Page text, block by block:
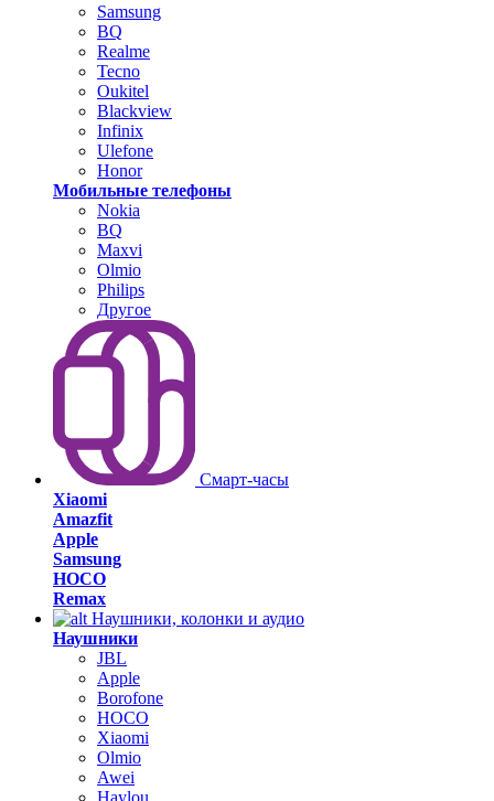
Samsung
BQ
Realme
Tecno
Oukitel
Blackview
Infinix
Ulefone
Honor
Мобильные телефоны
Nokia
BQ
Maxvi
Olmio
Philips
Другое
Смарт-часы
Xiaomi
Amazfit
Apple
Samsung
HOCO
Remax
Наушники, колонки и аудио
Наушники
JBL
Apple
Borofone
HOCO
Xiaomi
Olmio
Awei
Haylou